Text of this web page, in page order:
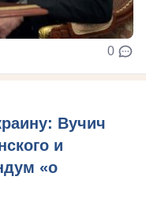
0
Вучич
и
«о